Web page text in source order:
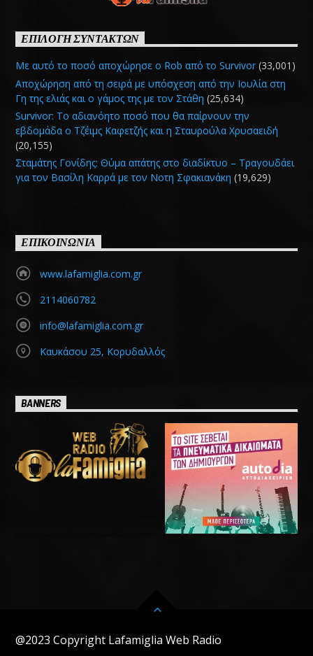
ΕΠΙΛΟΓΗ ΣΥΝΤΑΚΤΩΝ
Με αυτό το ποσό αποχώρησε ο Rob από το Survivor (33,001)
Αποχώρηση από τη σειρά με υπόσχεση από την Ιουλία στη
Γη της ελιάς και ο γάμος της με τον Στάθη (25,634)
Survivor: Το αδιανόητο ποσό που θα παίρνουν την
εβδομάδα ο Τζέιμς Καφετζής και η Σταυρούλα Χρυσαειδή
(20,155)
Σταμάτης Γονίδης: Θύμα απάτης στο διαδίκτυο – Τραγουδάει
για τον Βασίλη Καρρά με τον Νοτη Σφακιανάκη (19,629)
ΕΠΙΚΟΙΝΩΝΙΑ
www.lafamiglia.com.gr
2114060782
info@lafamiglia.com.gr
Καυκάσου 25, Κορυδαλλός
BANNERS
@2023 Copyright Lafamiglia Web Radio